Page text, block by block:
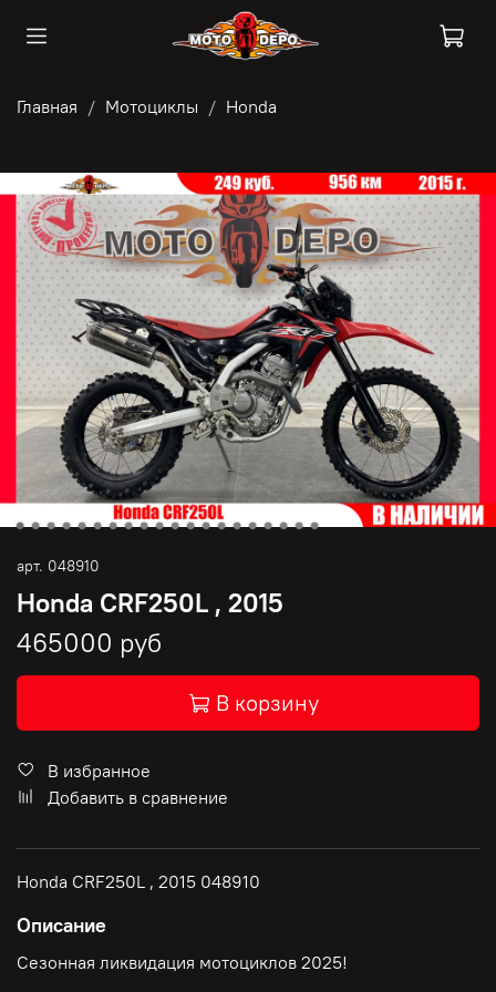
Главная Мотоциклы Honda
арт. 048910
Honda CRF250L , 2015
465000 руб
В корзину
В избранное
Добавить в сравнение
Honda CRF250L , 2015 048910
Описание
Сезонная ликвидация мотоциклов 2025!